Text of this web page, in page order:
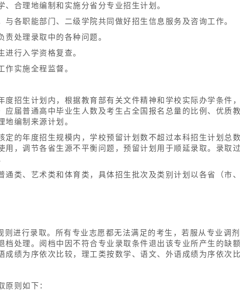
、合理地编制和实施分省分专业招生计划。
与各职能部门、二级学院共同做好招生信息服务及咨询工作。
责处理录取中的各种问题。
进行入学资格复查。
实施全程监督。
度招生计划内，根据教育部有关文件精神和学校实际办学条件
应届普通高中毕业生人数及考生占全国报名总量的比例、优质
编制来源计划。
定的年度招生规模内，学校预留计划数不超过本科招生计划总
用，调节各省生源不平衡问题，预留计划用于顺延录取。录取
通类、艺术类和体育类，具体招生批次及类别计划以各省（市
则进行录取。所有专业志愿都无法满足的考生，若服从专业调
档处理。阅档中因不符合专业录取条件退出该专业所产生的缺
绩为序依次比较，理工类按数学、语文、外语成绩为序依次
则如下：